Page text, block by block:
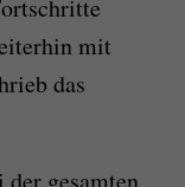
mit
das
gesamten